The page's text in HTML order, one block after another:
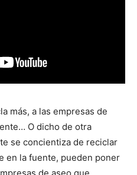
más, a las empresas de
O dicho de otra
se concientiza de reciclar
en la fuente, pueden poner